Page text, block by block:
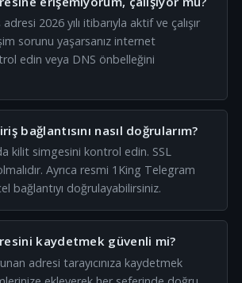
2026 yılı itibarıyla aktif ve çalışır
sorunu yaşarsanız internet
edin veya DNS önbelleğini
bağlantısını nasıl doğrularım?
kilit simgesini kontrol edin. SSL
Ayrıca resmi 1King Telegram
bağlantıyı doğrulayabilirsiniz.
kaydetmek güvenli mi?
adresi tarayıcınıza kaydetmek